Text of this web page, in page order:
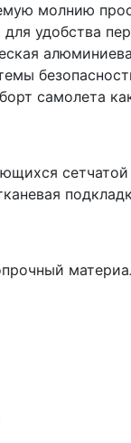
молнию
удобства
самолета